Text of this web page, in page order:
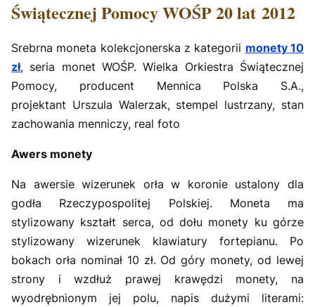
Świątecznej Pomocy WOŚP 20 lat 2012
Srebrna moneta kolekcjonerska z kategorii monety 10
zł, seria monet WOŚP. Wielka Orkiestra Świątecznej
Pomocy, producent Mennica Polska S.A.,
projektant Urszula Walerzak, stempel lustrzany, stan
zachowania menniczy, real foto
Awers monety
Na awersie wizerunek orła w koronie ustalony dla
godła Rzeczypospolitej Polskiej. Moneta ma
stylizowany kształt serca, od dołu monety ku górze
stylizowany wizerunek klawiatury fortepianu. Po
bokach orła nominał 10 zł. Od góry monety, od lewej
strony i wzdłuż prawej krawędzi monety, na
wyodrębnionym jej polu, napis dużymi literami: